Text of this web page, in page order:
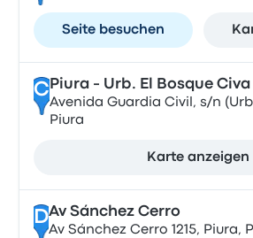
Seite besuchen
CPiura - Urb. El Bosque Civa
Avenida Guardia Civil, s/n
Piura
Karte anzeigen
DAv Sánchez Cerro
Av Sánchez Cerro 1215, Piura,